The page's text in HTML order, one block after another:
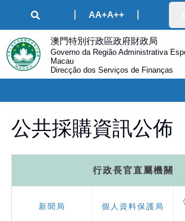
AA+A++
澳門特別行政區政府財政局
Governo da Região Administrativa
Macau
Direcção dos Serviços de Finanças
公共採購資訊公佈
行政長官直屬機關
新聞局 個人資料保護局